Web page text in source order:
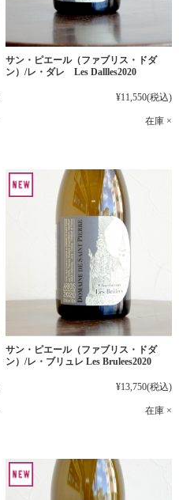
サン・ピエール（ファブリス・ドダ
ン）/レ・ダレ Les Dallles2020
¥11,550(税込)
在庫 ×
サン・ピエール（ファブリス・ドダ
ン）/レ・ブリュレ Les Brulees2020
¥13,750(税込)
在庫 ×